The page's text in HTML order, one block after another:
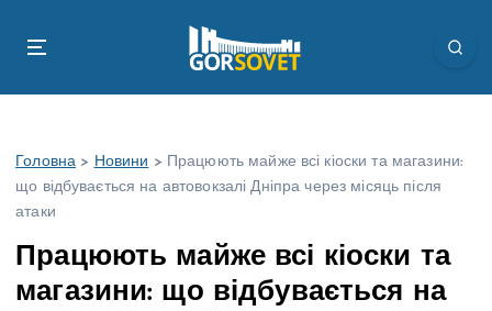
Головна > Новини >
Працюють майже всі кіоски та магазини:
що відбувається на автовокзалі Дніпра через місяць після
атаки
Працюють майже всі кіоски та
магазини: що відбувається на